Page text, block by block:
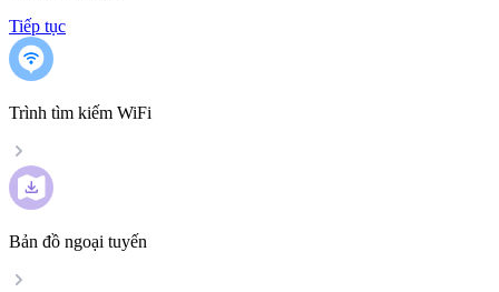
Tiếp tục
Trình tìm kiếm WiFi
Bản đồ ngoại tuyến